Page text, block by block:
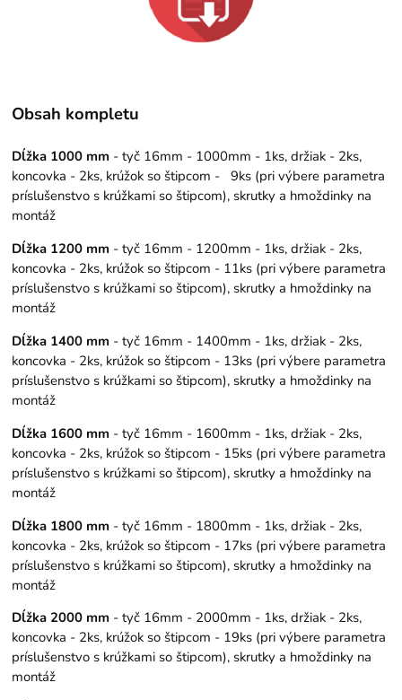
Obsah kompletu
Dĺžka 1000 mm - tyč 16mm - 1000mm - 1ks, držiak - 2ks,
koncovka - 2ks, krúžok so štipcom - 9ks (pri výbere parametra
príslušenstvo s krúžkami so štipcom), skrutky a hmoždinky na
montáž
Dĺžka 1200 mm - tyč 16mm - 1200mm - 1ks, držiak - 2ks,
koncovka - 2ks, krúžok so štipcom - 11ks (pri výbere parametra
príslušenstvo s krúžkami so štipcom), skrutky a hmoždinky na
montáž
Dĺžka 1400 mm - tyč 16mm - 1400mm - 1ks, držiak - 2ks,
koncovka - 2ks, krúžok so štipcom - 13ks (pri výbere parametra
príslušenstvo s krúžkami so štipcom), skrutky a hmoždinky na
montáž
Dĺžka 1600 mm - tyč 16mm - 1600mm - 1ks, držiak - 2ks,
koncovka - 2ks, krúžok so štipcom - 15ks (pri výbere parametra
príslušenstvo s krúžkami so štipcom), skrutky a hmoždinky na
montáž
Dĺžka 1800 mm - tyč 16mm - 1800mm - 1ks, držiak - 2ks,
koncovka - 2ks, krúžok so štipcom - 17ks (pri výbere parametra
príslušenstvo s krúžkami so štipcom), skrutky a hmoždinky na
montáž
Dĺžka 2000 mm - tyč 16mm - 2000mm - 1ks, držiak - 2ks,
koncovka - 2ks, krúžok so štipcom - 19ks (pri výbere parametra
príslušenstvo s krúžkami so štipcom), skrutky a hmoždinky na
montáž